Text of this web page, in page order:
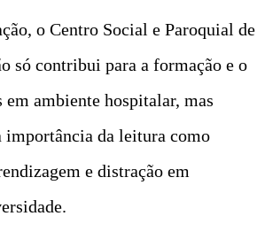
o Centro Social e Paroquial de
só contribui para a formação e o
em ambiente hospitalar, mas
importância da leitura como
e distração em